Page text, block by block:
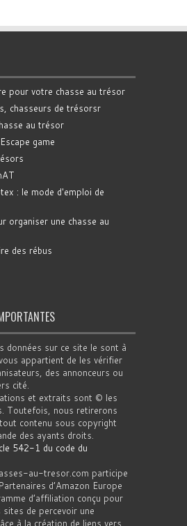
pour votre chasse au trésor
chasseurs de trésorsr
au trésor
game
: le mode d'emploi de
organiser une chasse au
des rébus
données sur ce site le sont à
appartient de les vérifier
des annonceurs ou
cité.
et extraits sont © les
Toutefois, nous retirerons
contenu sous copyright
des ayants droits.
542-1 du code du
au-tresor.com participe
d’Amazon Europe
d’affiliation conçu pour
de percevoir une